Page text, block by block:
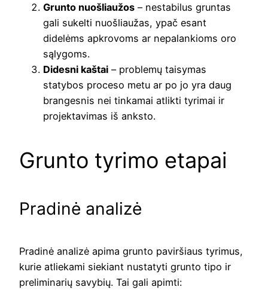
Grunto nuošliaužos – nestabilus gruntas
gali sukelti nuošliaužas, ypač esant
didelėms apkrovoms ar nepalankioms oro
sąlygoms.
Didesni kaštai – problemų taisymas
statybos proceso metu ar po jo yra daug
brangesnis nei tinkamai atlikti tyrimai ir
projektavimas iš anksto.
Grunto tyrimo etapai
Pradinė analizė
Pradinė analizė apima grunto paviršiaus tyrimus,
kurie atliekami siekiant nustatyti grunto tipo ir
preliminarių savybių. Tai gali apimti: